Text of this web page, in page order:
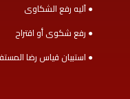
● آليه رفع الشكاوى
● رفع شكوى أو اقتراح
● استبيان قياس رضا